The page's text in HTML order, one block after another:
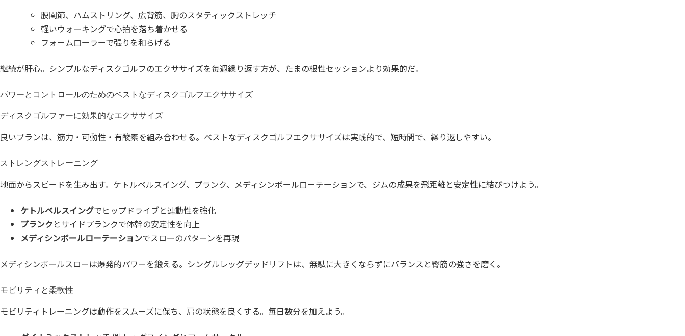
股関節、ハムストリング、広背筋、胸のスタティックストレッチ
軽いウォーキングで心拍を落ち着かせる
フォームローラーで張りを和らげる
継続が肝心。シンプルなディスクゴルフのエクササイズを毎週繰り返す方が、たまの根性セッションより効果的だ。
パワーとコントロールのためのベストなディスクゴルフエクササイズ
ディスクゴルファーに効果的なエクササイズ
良いプランは、筋力・可動性・有酸素を組み合わせる。ベストなディスクゴルフエクササイズは実践的で、短時間で、繰り返しやすい。
ストレングストレーニング
地面からスピードを生み出す。ケトルベルスイング、プランク、メディシンボールローテーションで、ジムの成果を飛距離と安定性に結びつけよう。
ケトルベルスイングでヒップドライブと連動性を強化
プランクとサイドプランクで体幹の安定性を向上
メディシンボールローテーションでスローのパターンを再現
メディシンボールスローは爆発的パワーを鍛える。シングルレッグデッドリフトは、無駄に大きくならずにバランスと臀筋の強さを磨く。
モビリティと柔軟性
モビリティトレーニングは動作をスムーズに保ち、肩の状態を良くする。毎日数分を加えよう。